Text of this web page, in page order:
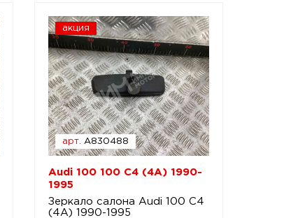
акция
арт. A830488
Audi 100 100 C4 (4A) 1990-
1995
Зеркало салона Audi 100 C4
(4A) 1990-1995